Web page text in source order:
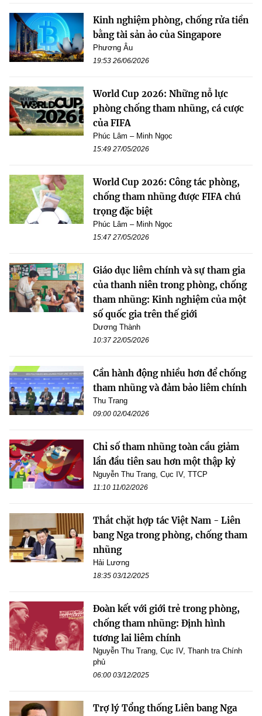
Kinh nghiệm phòng, chống rửa tiền
bằng tài sản ảo của Singapore
Phương Âu
19:53 26/06/2026
World Cup 2026: Những nỗ lực
phòng chống tham nhũng, cá cược
của FIFA
Phúc Lâm – Minh Ngọc
15:49 27/05/2026
World Cup 2026: Công tác phòng,
chống tham nhũng được FIFA chú
trọng đặc biệt
Phúc Lâm – Minh Ngọc
15:47 27/05/2026
Giáo dục liêm chính và sự tham gia
của thanh niên trong phòng, chống
tham nhũng: Kinh nghiệm của một
số quốc gia trên thế giới
Dương Thành
10:37 22/05/2026
Cần hành động nhiều hơn để chống
tham nhũng và đảm bảo liêm chính
Thu Trang
09:00 02/04/2026
Chỉ số tham nhũng toàn cầu giảm
lần đầu tiên sau hơn một thập kỷ
Nguyễn Thu Trang, Cục IV, TTCP
11:10 11/02/2026
Thắt chặt hợp tác Việt Nam - Liên
bang Nga trong phòng, chống tham
nhũng
Hải Lương
18:35 03/12/2025
Đoàn kết với giới trẻ trong phòng,
chống tham nhũng: Định hình
tương lai liêm chính
Nguyễn Thu Trang, Cục IV, Thanh tra Chính
phủ
06:00 03/12/2025
Trợ lý Tổng thống Liên bang Nga